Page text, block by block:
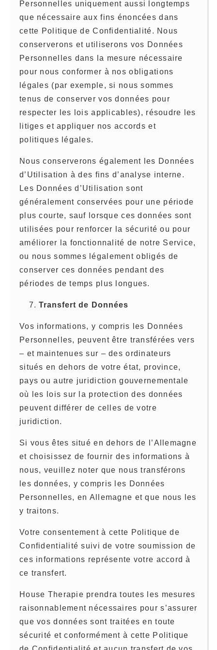
Personnelles uniquement aussi longtemps
que nécessaire aux fins énoncées dans
cette Politique de Confidentialité. Nous
conserverons et utiliserons vos Données
Personnelles dans la mesure nécessaire
pour nous conformer à nos obligations
légales (par exemple, si nous sommes
tenus de conserver vos données pour
respecter les lois applicables), résoudre les
litiges et appliquer nos accords et
politiques légales.
Nous conserverons également les Données
d’Utilisation à des fins d’analyse interne.
Les Données d’Utilisation sont
généralement conservées pour une période
plus courte, sauf lorsque ces données sont
utilisées pour renforcer la sécurité ou pour
améliorer la fonctionnalité de notre Service,
ou nous sommes légalement obligés de
conserver ces données pendant des
périodes de temps plus longues.
Transfert de Données
Vos informations, y compris les Données
Personnelles, peuvent être transférées vers
– et maintenues sur – des ordinateurs
situés en dehors de votre état, province,
pays ou autre juridiction gouvernementale
où les lois sur la protection des données
peuvent différer de celles de votre
juridiction.
Si vous êtes situé en dehors de l’Allemagne
et choisissez de fournir des informations à
nous, veuillez noter que nous transférons
les données, y compris les Données
Personnelles, en Allemagne et que nous les
y traitons.
Votre consentement à cette Politique de
Confidentialité suivi de votre soumission de
ces informations représente votre accord à
ce transfert.
House Therapie prendra toutes les mesures
raisonnablement nécessaires pour s’assurer
que vos données sont traitées en toute
sécurité et conformément à cette Politique